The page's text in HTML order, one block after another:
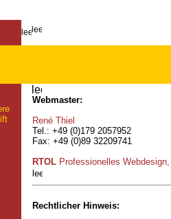
Webmaster:
René Thiel
Tel.: +49 (0)179 2057952
Fax: +49 (0)89 32209741
RTOL Professionelles
Rechtlicher Hinweis: